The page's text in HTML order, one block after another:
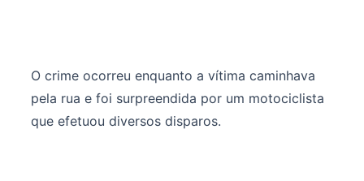
O crime ocorreu enquanto a vítima caminhava
pela rua e foi surpreendida por um motociclista
que efetuou diversos disparos.